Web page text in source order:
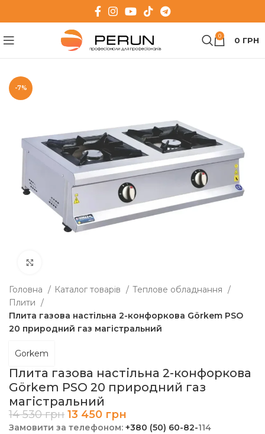
0 0 ГРН
-7%
Головна Каталог товарів
Теплове обладнання
Плити
Плита газова настільна 2-конфоркова Görkem PSO
20 природний газ магістральний
Плита газова настільна 2-конфоркова
Görkem PSO 20 природний газ
магістральний
Gorkem
14 530грн 13 450 грн
Замовити за телефоном: +380 (50) 60-82-114